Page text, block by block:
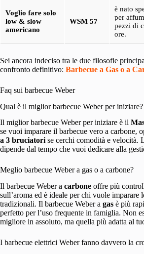
Voglio fare solo
low & slow
americano
WSM 57
è nato
per
pezzi di
ore.
Sei ancora indeciso tra le due filosofie
confronto definitivo: Barbecue a Gas o a
Faq sui barbecue Weber
Qual è il miglior barbecue Weber per iniziare?
Il miglior barbecue Weber per iniziare è il
se vuoi imparare il barbecue vero a carbone,
a 3 bruciatorise cerchi comodità e velocità.
dipende dal tempo che vuoi dedicare alla
Meglio barbecue Weber a gas o a carbone?
Il barbecue Weber a carbone offre più
sull’aroma ed è ideale per chi vuole imparare
tradizionali. Il barbecue Weber a gas è più
perfetto per l’uso frequente in famiglia. Non
migliore in assoluto, ma quella più adatta al
I barbecue elettrici Weber fanno davvero la